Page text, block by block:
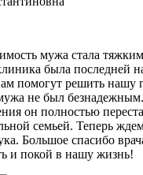
мужа стала
была последней
помогут решить нашу
не был
он полностью
семьей. Теперь
Большое спасибо
и покой в нашу жизнь!